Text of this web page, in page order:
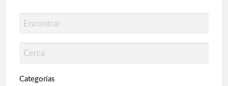
Categorías